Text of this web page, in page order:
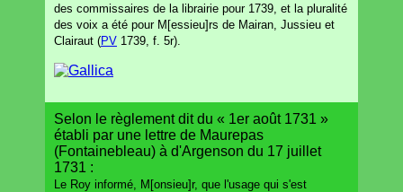
des commissaires de la librairie pour 1739, et la pluralité
des voix a été pour M[essieu]rs de Mairan, Jussieu et
Clairaut (PV 1739, f. 5r).
Selon le règlement dit du « 1er août 1731 »
établi par une lettre de Maurepas
(Fontainebleau) à d'Argenson du 17 juillet
1731 :
Le Roy informé, M[onsieu]r, que l'usage qui s'est